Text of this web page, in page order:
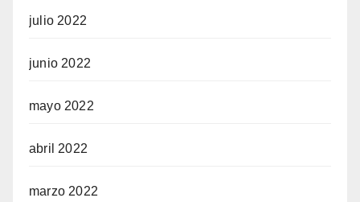
julio 2022
junio 2022
mayo 2022
abril 2022
marzo 2022